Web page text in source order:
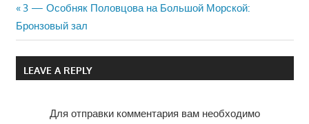
Навигация
по
записям
Previous
Post:
3 — Особняк Половцова на Большой Морской:
Бронзовый зал
LEAVE A REPLY
Для отправки комментария вам необходимо